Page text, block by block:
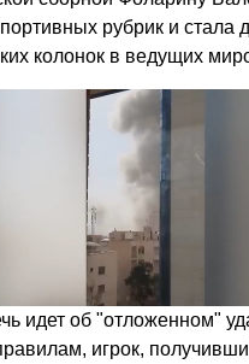
рубрик и стала
колонок в ведущих
идет об "отложенном"
игрок,